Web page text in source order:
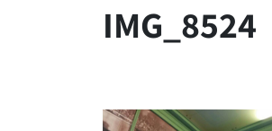
IMG_8524